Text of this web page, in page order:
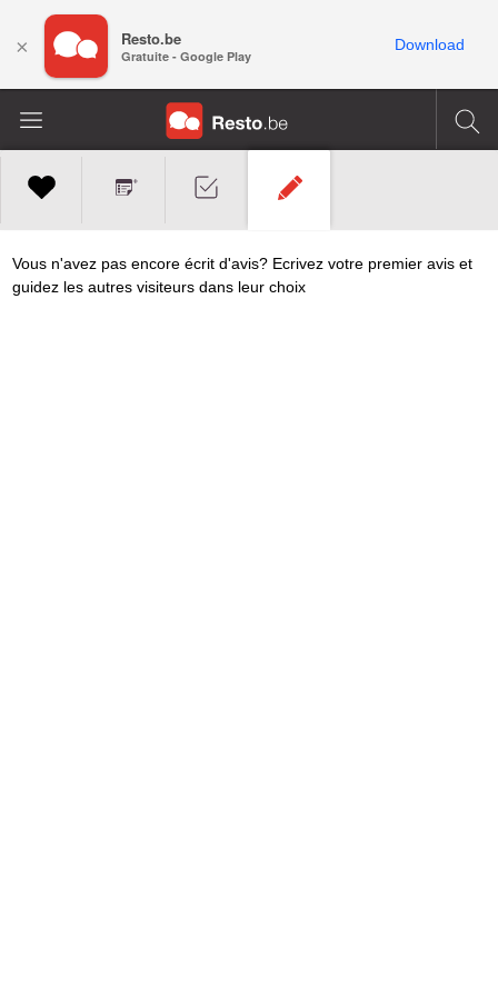
Vous n'avez pas encore écrit d'avis? Ecrivez votre premier avis et
guidez les autres visiteurs dans leur choix
× Resto.be
Gratuite - Google Play
Download